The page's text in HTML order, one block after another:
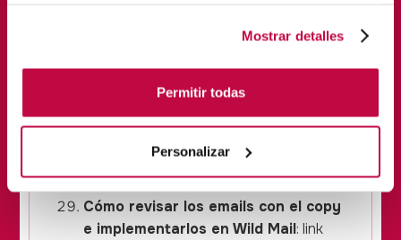
Mostrar detalles
Permitir todas
Personalizar
de "Llamada cualificada en Calendly"
Cómo configurar la automatización
de "Lead cualificado en Wild mail" en
Zapier: linkaquí
sistema de emails de apoyo a la
venta: linkaquí
Cómo revisar los emails con el copy
e implementarlos en Wild Mail: link